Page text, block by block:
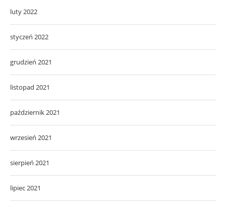
luty 2022
styczeń 2022
grudzień 2021
listopad 2021
październik 2021
wrzesień 2021
sierpień 2021
lipiec 2021